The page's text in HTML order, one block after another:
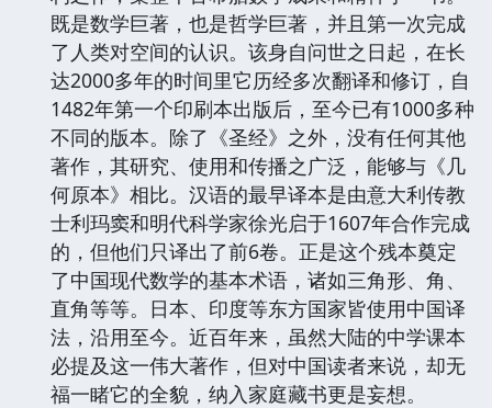
既是数学巨著，也是哲学巨著，并且第一次完成
了人类对空间的认识。该身自问世之日起，在长
达2000多年的时间里它历经多次翻译和修订，自
1482年第一个印刷本出版后，至今已有1000多种
不同的版本。除了《圣经》之外，没有任何其他
著作，其研究、使用和传播之广泛，能够与《几
何原本》相比。汉语的最早译本是由意大利传教
士利玛窦和明代科学家徐光启于1607年合作完成
的，但他们只译出了前6卷。正是这个残本奠定
了中国现代数学的基本术语，诸如三角形、角、
直角等等。日本、印度等东方国家皆使用中国译
法，沿用至今。近百年来，虽然大陆的中学课本
必提及这一伟大著作，但对中国读者来说，却无
福一睹它的全貌，纳入家庭藏书更是妄想。